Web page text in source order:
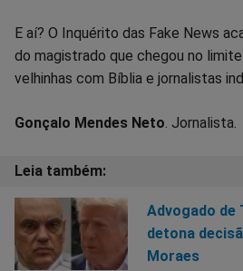
E aí? O Inquérito das Fake News
do magistrado que chegou no
velhinhas com Bíblia e jornalistas
Gonçalo Mendes Neto . Jornalista.
Advogado de
detona
Moraes